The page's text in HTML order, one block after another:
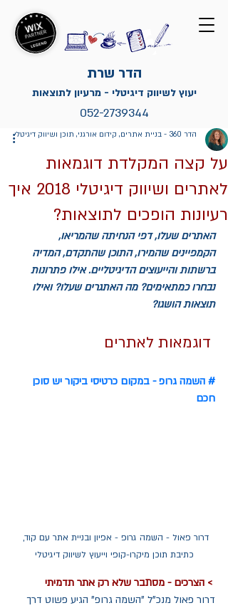
הדר שרת
יעוץ לשיווק דיגיטלי - מרעיון לתוצאות
052-2739344
על קצה המקלדת דוגמאות
לאתרים ושיווק דיגיטלי 2018 איך
רעיונות הופכים לתוצאות?
הדר 360 - בניית אתרים, קידום אורגני, תוכן ושיווק דיגיטלי
האתרים שעלו, דפי הנחיתה שהמריאו,
הקמפיינים שהמירו, התוכן שהתקדם, המדיה
ברשתות והייעוצים הדיגיטליים. אילו פתרונות
נבחרו כמתאימים? מה האתגרים שעלו? ואילו
תוצאות הושגו?
# השמה גרופ - במקום כרטיסי ביקור יש סוכן
חכם
דרור פאול - השמה גרופ - אפיון ובניית אתר עם קוד,
כתיבת תוכן מיקרו-קופי וייעוץ לשיווק דיגיטלי
> הצרכים - מסתבר שלא רק אתר תדמיתי
דרור פאול מנכ"ל "השמה גרופ" הגיע פשוט דרך